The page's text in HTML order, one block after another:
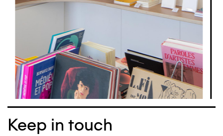
Keep in touch